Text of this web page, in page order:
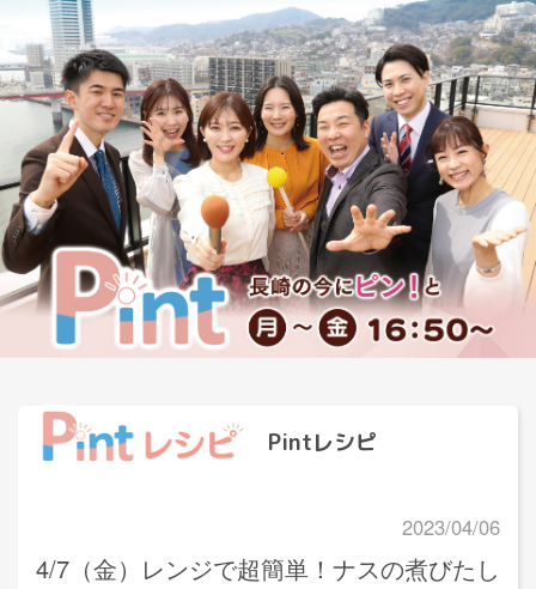
Pintレシピ
2023/04/06
4/7（金）レンジで超簡単！ナスの煮びたし